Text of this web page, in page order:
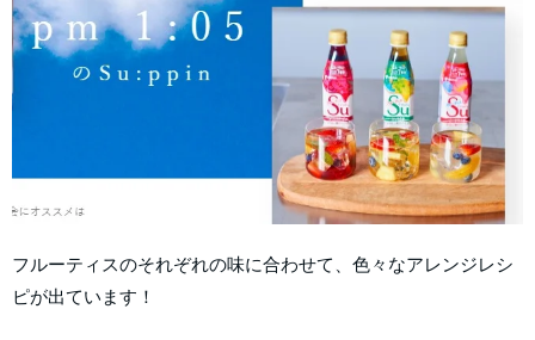
フルーティスのそれぞれの味に合わせて、色々なアレンジレシ
ピが出ています！